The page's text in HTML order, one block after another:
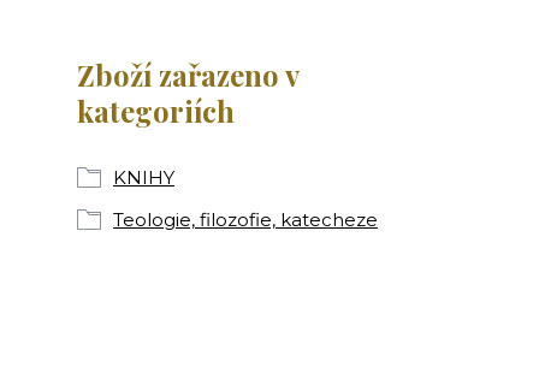
Zboží zařazeno v
kategoriích
KNIHY
Teologie, filozofie, katecheze